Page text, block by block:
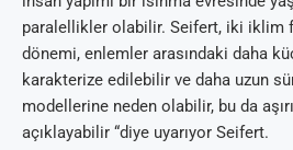
paralellikler olabilir. Seifert, iki iklim
dönemi, enlemler arasındaki daha
karakterize edilebilir ve daha uzun
modellerine neden olabilir, bu da
açıklayabilir “diye uyarıyor Seifert.